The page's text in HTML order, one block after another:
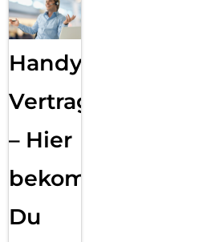
Handy
Vertragsabwicklung
– Hier
bekommst
Du